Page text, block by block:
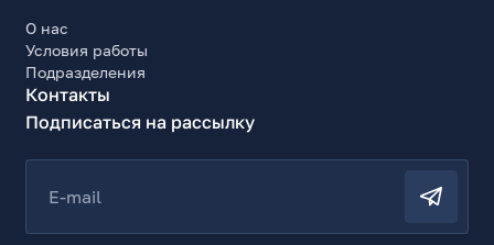
О нас
Условия работы
Подразделения
Контакты
Подписаться на рассылку
E-mail